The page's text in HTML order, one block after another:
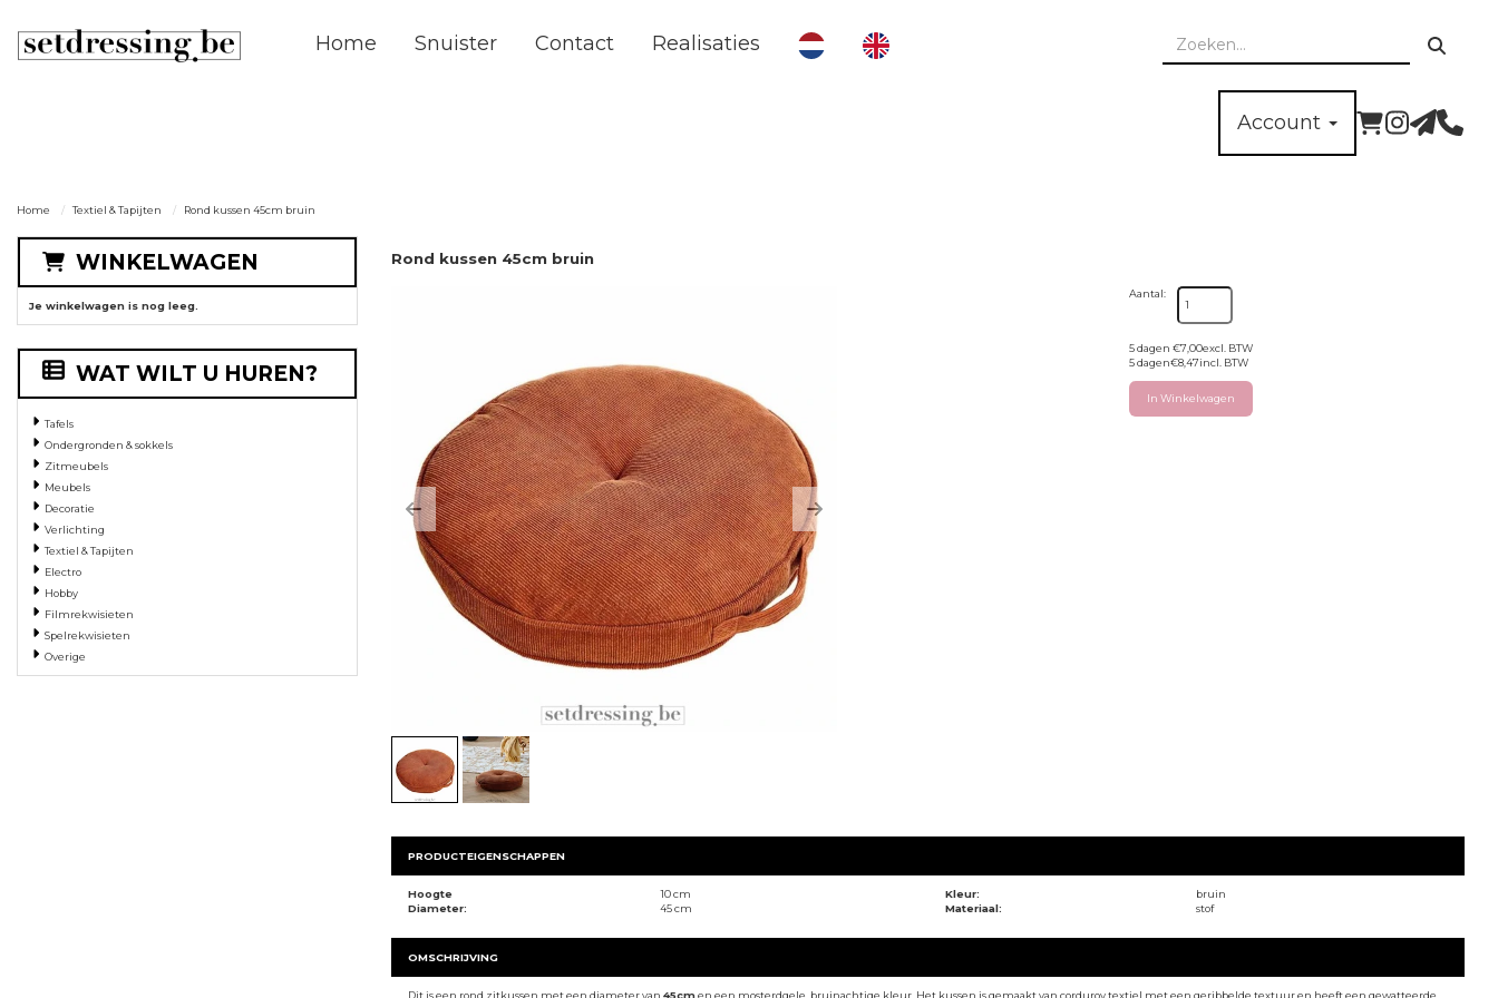
Account
Home Snuister Contact Realisaties
Home Textiel & Tapijten Rond kussen 45cm bruin
WINKELWAGEN
Je winkelwagen is nog leeg.
WAT WILT U HUREN?
Tafels
Ondergronden & sokkels
Zitmeubels
Meubels
Decoratie
Verlichting
Textiel & Tapijten
Electro
Hobby
Filmrekwisieten
Spelrekwisieten
Overige
Rond kussen 45cm bruin
Previous Next
Aantal:
5 dagen €7,00excl. BTW
5 dagen€8,47incl. BTW
In Winkelwagen
PRODUCTEIGENSCHAPPEN
Hoogte
10 cm
Diameter:
45 cm
Kleur:
bruin
Materiaal:
stof
OMSCHRIJVING
Dit is een rond zitkussen met een diameter van 45cmen een mosterdgele, bruinachtige kleur. Het kussen is gemaakt van corduroy textiel met een geribbelde textuur en heeft een gewatteerde